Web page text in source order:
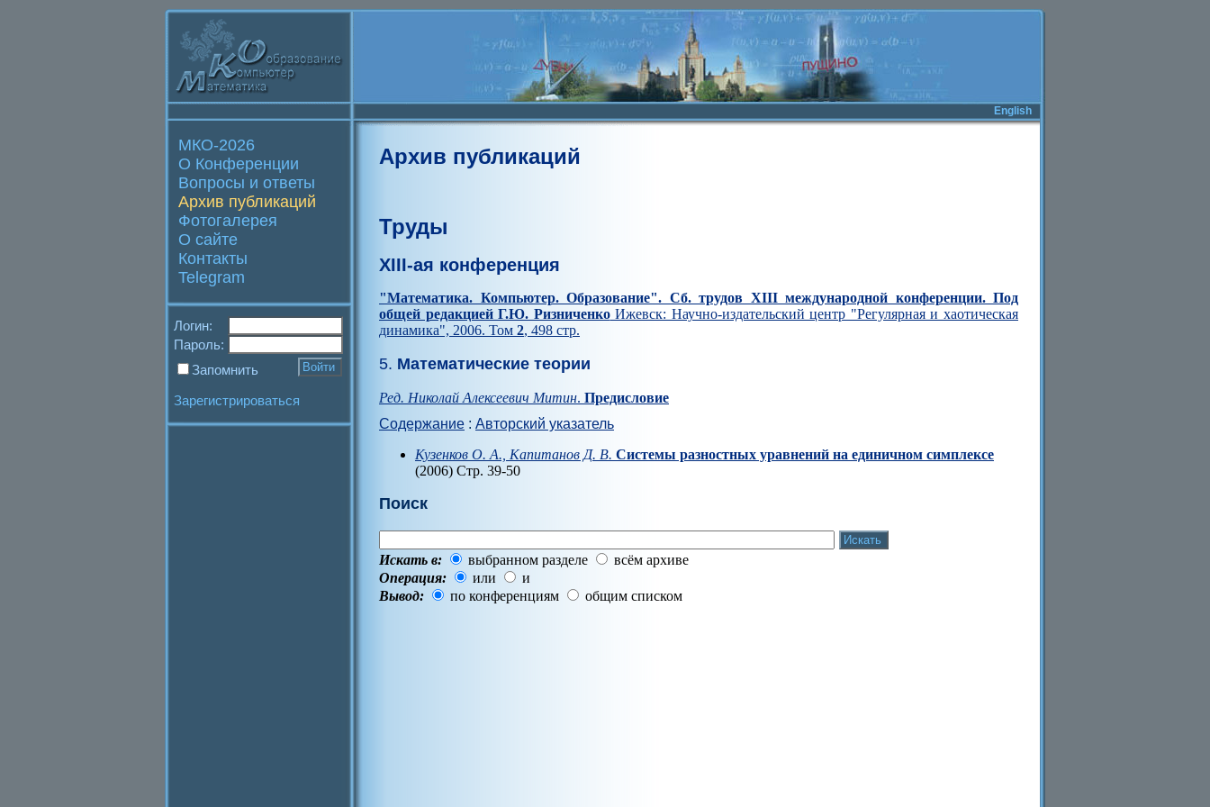
English
МКО-2026
О Конференции
Вопросы и ответы
Архив публикаций
Фотогалерея
О сайте
Контакты
Telegram
Логин:
Пароль:
Запомнить
Зарегистрироваться
Архив публикаций
Труды
XIII-ая конференция
"Математика. Компьютер. Образование". Cб. трудов XIII международной конференции. Под
общей редакцией Г.Ю. РизниченкоИжевск: Научно-издательский центр "Регулярная и хаотическая
динамика", 2006. Том 2, 498 стр.
5. Математические теории
Ред. Николай Алексеевич Митин. Предисловие
Содержание : Авторский указатель
Кузенков О. А., Капитанов Д. В. Системы разностных уравнений на единичном симплексе
(2006) Стр. 39-50
Поиск
Искать в: выбранном разделе
всём архиве
Операция:
или
и
Вывод:
по конференциям общим списком